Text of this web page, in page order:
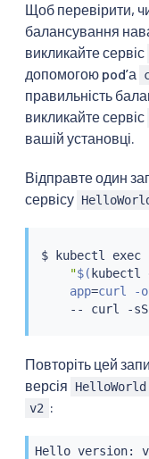
Щоб перевірити,
балансування
викликайте сервіс
допомогою podʼа
правильність
викликайте сервіс
вашій установці.
Відправте один
сервісу
$ kubectl exec
"$(kubectl
    app
=curl -o
    --
curl
Повторіть цей
версія
HelloWorld
v2 :
Hello version: